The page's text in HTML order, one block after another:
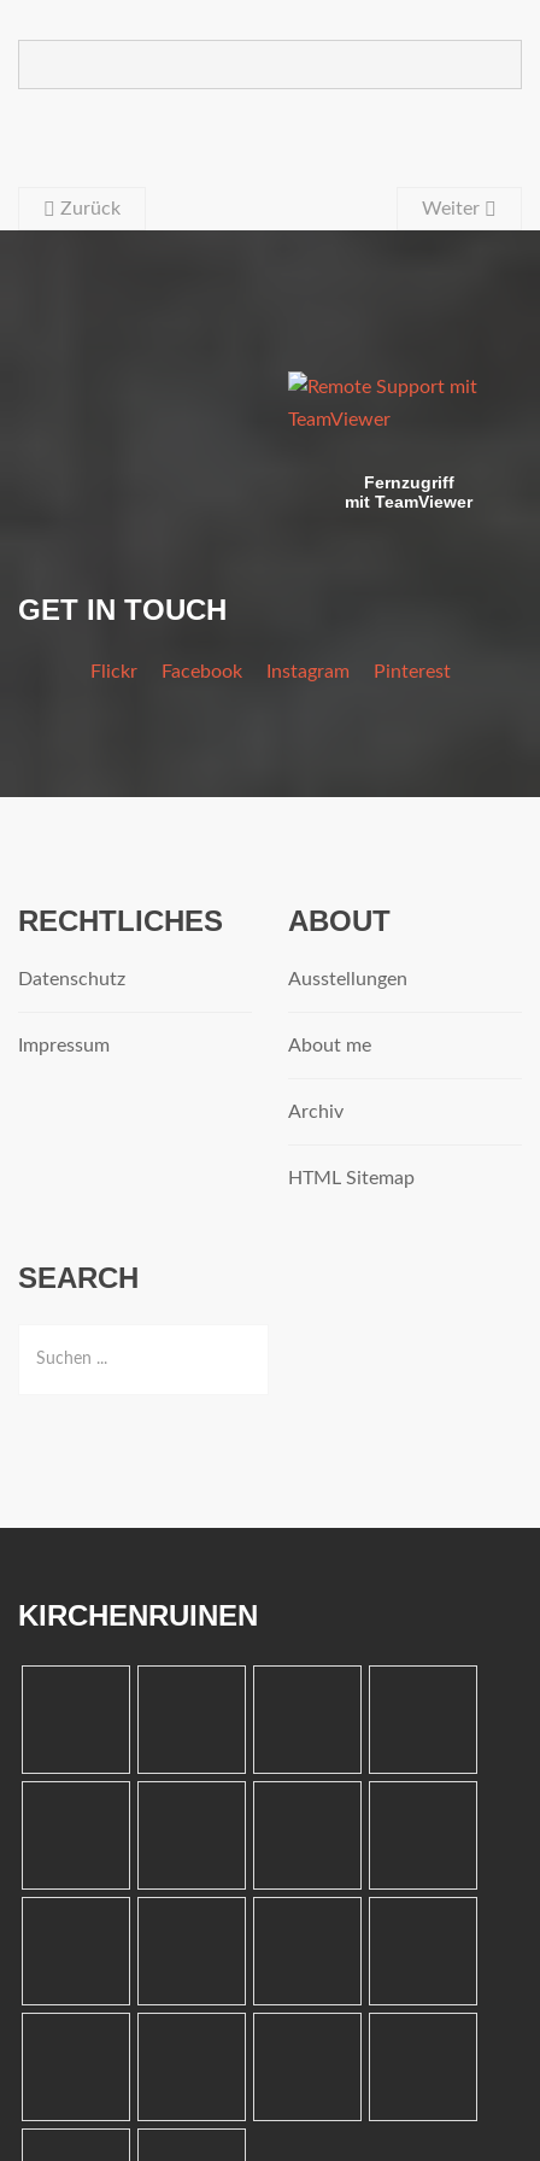
Zurück Weiter
Fernzugriff
mit TeamViewer
GET IN TOUCH
Flickr Facebook Instagram Pinterest
RECHTLICHES
Datenschutz
Impressum
ABOUT
Ausstellungen
About me
Archiv
HTML Sitemap
SEARCH
KIRCHENRUINEN